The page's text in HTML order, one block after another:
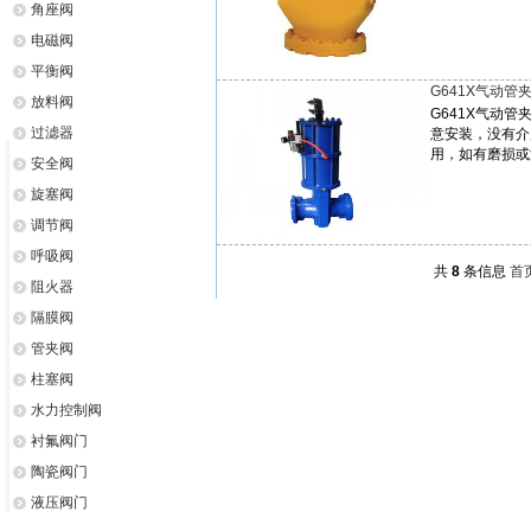
角座阀
电磁阀
平衡阀
放料阀
过滤器
安全阀
旋塞阀
调节阀
呼吸阀
阻火器
隔膜阀
管夹阀
柱塞阀
水力控制阀
衬氟阀门
陶瓷阀门
液压阀门
G641X气动管
G641X气动管
意安装，没有
用，如有磨损
共8 条信息首